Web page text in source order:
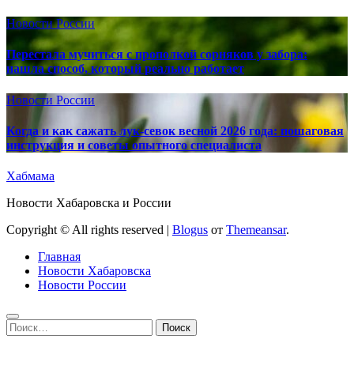
Новости России
Перестала мучиться с прополкой сорняков у забора:
нашла способ, который реально работает
Новости России
Когда и как сажать лук-севок весной 2026 года: пошаговая
инструкция и советы опытного специалиста
Хабмама
Новости Хабаровска и России
Copyright © All rights reserved | Blogus от Themeansar.
Главная
Новости Хабаровска
Новости России
Найти: